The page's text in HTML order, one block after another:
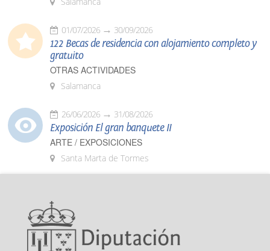
01/07/2026 30/09/2026
122 Becas de residencia con alojamiento completo y
gratuito
OTRAS ACTIVIDADES
Salamanca
26/06/2026 31/08/2026
Exposición El gran banquete II
ARTE / EXPOSICIONES
Santa Marta de Tormes